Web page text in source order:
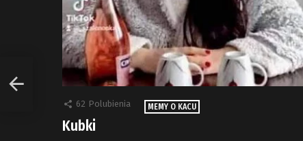
62 Polubienia MEMY O KACU
Kubki